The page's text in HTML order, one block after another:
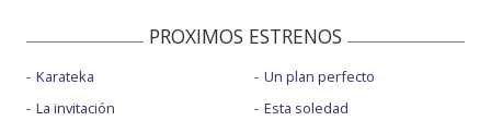
PROXIMOS ESTRENOS
Karateka
La invitación
Un plan perfecto
Esta soledad